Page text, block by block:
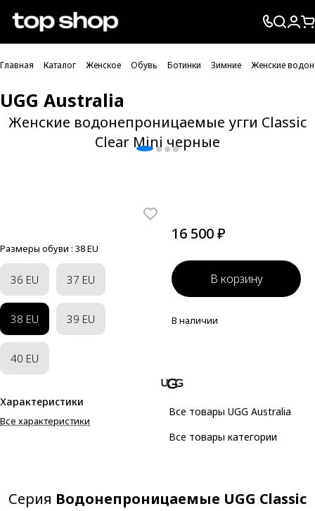
Проверка хлебных крошек
Главная Каталог Женское Обувь Ботинки Зимние Женские
UGG Australia
Женские водонепроницаемые угги Classic
Clear Mini черные
Размеры обуви : 38 EU
36 EU 37 EU
38 EU 39 EU
40 EU
Характеристики
Все характеристики
16 500 ₽
В корзину
В наличии
Все товары UGG Australia
Все товары категории
Серия Водонепроницаемые UGG Classic